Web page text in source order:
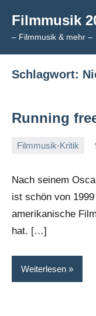
Inhalt
springen
Filmmusik
– Filmmusik & mehr –
Schlagwort:
Running
Filmmusik-Kritik
Nach seinem
ist schön von
amerikanische
hat. […]
Weiterlesen